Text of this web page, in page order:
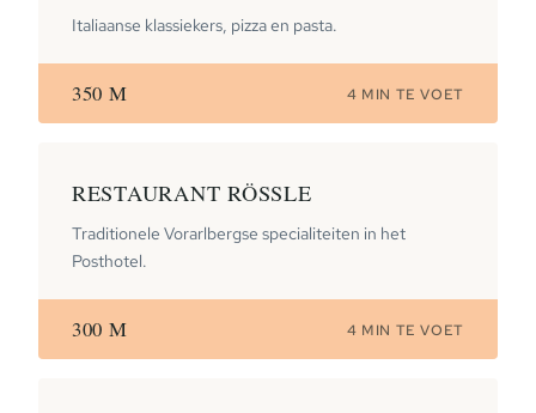
Italiaanse klassiekers, pizza en pasta.
350 M 4 MIN TE VOET
RESTAURANT RÖSSLE
Traditionele Vorarlbergse specialiteiten in het
Posthotel.
300 M 4 MIN TE VOET